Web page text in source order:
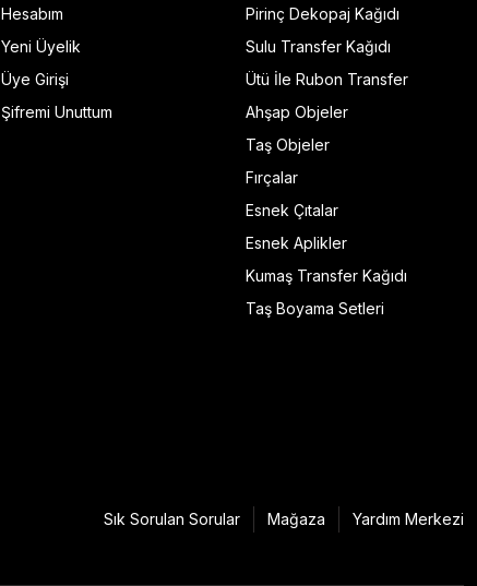
Hesabım
Yeni Üyelik
Üye Girişi
Şifremi Unuttum
Pirinç Dekopaj Kağıdı
Sulu Transfer Kağıdı
Ütü İle Rubon Transfer
Ahşap Objeler
Taş Objeler
Fırçalar
Esnek Çıtalar
Esnek Aplikler
Kumaş Transfer Kağıdı
Taş Boyama Setleri
Sık Sorulan Sorular Mağaza Yardım Merkezi